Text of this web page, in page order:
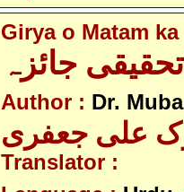
Girya o Matam
جائزہ
Author : Dr.
علی جعفری
Translator :